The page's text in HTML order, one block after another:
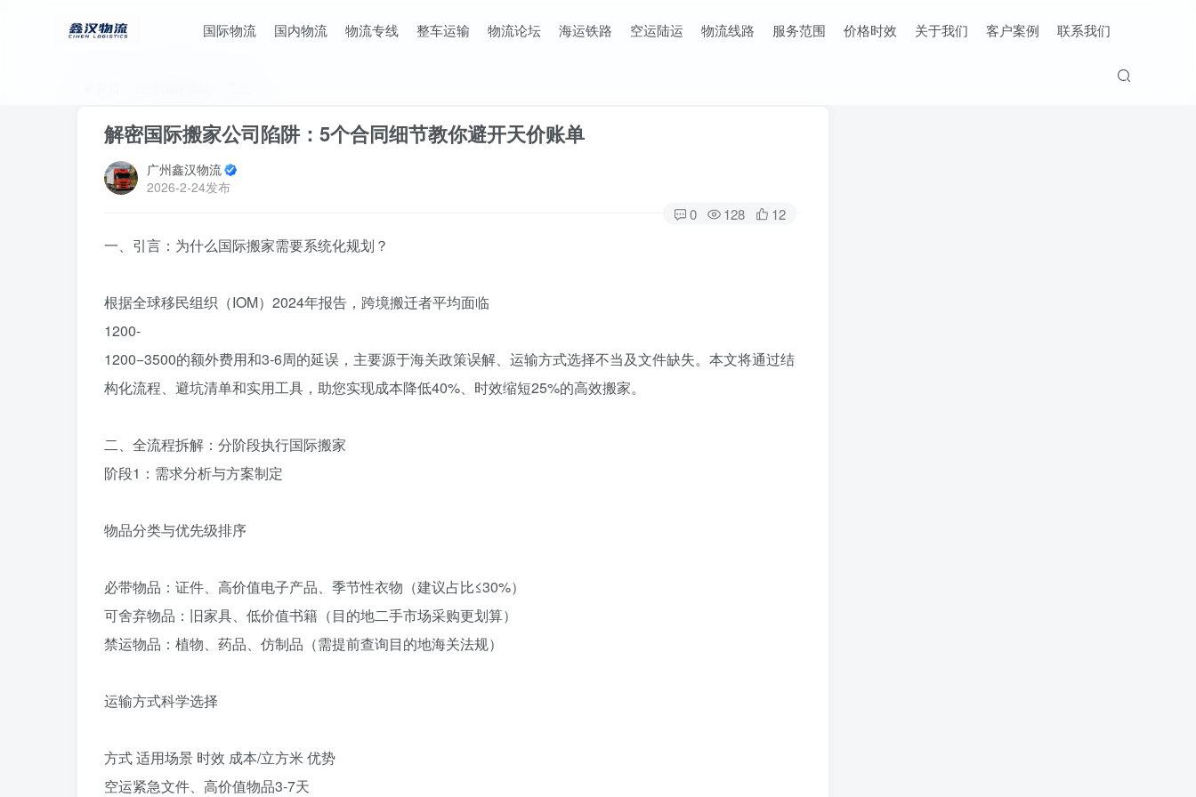
国际物流 国内物流 物流专线 整车运输 物流论坛 海运铁路 空运陆运 物流线路 服务范围 价格时效 关于我们 客户案例 联系我们
解密国际搬家公司陷阱：5个合同细节教你避开天价账单
广州鑫汉物流
2026-2-24发布
0 128 12
一、引言：为什么国际搬家需要系统化规划？‌
根据全球移民组织（IOM）2024年报告，跨境搬迁者平均面临‌
1200-
1200−3500‌的额外费用和‌3-6周‌的延误，主要源于海关政策误解、运输方式选择不当及文件缺失。本文将通过结
构化流程、避坑清单和实用工具，助您实现‌成本降低40%‌、‌时效缩短25%‌的高效搬家。
二、全流程拆解：分阶段执行国际搬家‌
阶段1：需求分析与方案制定‌
物品分类与优先级排序‌
必带物品‌：证件、高价值电子产品、季节性衣物（建议占比≤30%）
可舍弃物品‌：旧家具、低价值书籍（目的地二手市场采购更划算）
禁运物品‌：植物、药品、仿制品（需提前查询目的地海关法规）
运输方式科学选择‌
方式‌ ‌适用场景‌ ‌时效‌ ‌成本/立方米‌ ‌优势‌
空运紧急文件、高价值物品3-7天